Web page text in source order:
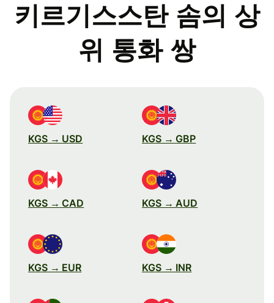
키르기스스탄 솜의 상
위 통화 쌍
KGS → USD KGS → GBP
KGS → CAD KGS → AUD
KGS → EUR KGS → INR